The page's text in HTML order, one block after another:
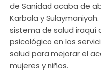
de Sanidad acaba de
Karbala y
sistema de salud iraquí
psicológico en los
salud para mejorar el
mujeres y niños.